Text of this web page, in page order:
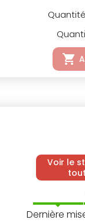
Quantité
Voir le
Dernière